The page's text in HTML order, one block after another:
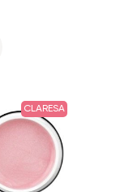
CLARESA